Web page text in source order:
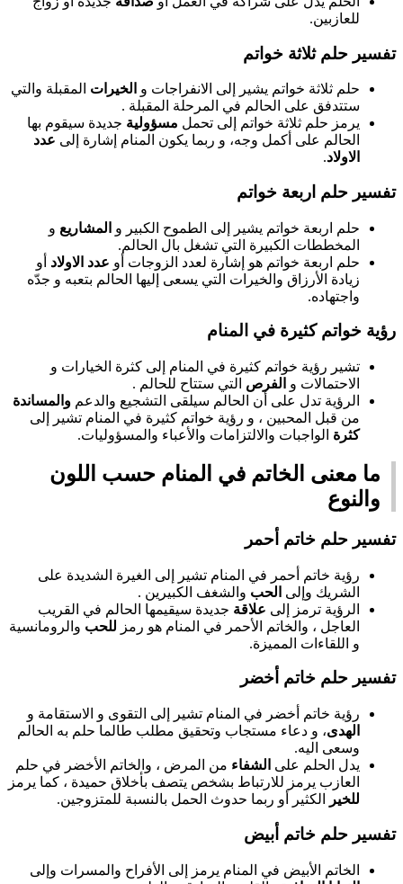
للعازبين.
تفسير حلم ثلاثة خواتم
حلم ثلاثة خواتم يشير إلى الانفراجات و الخيرات المقبلة والتي
ستتدفق على الحالم في المرحلة المقبلة .
يرمز حلم ثلاثة خواتم إلى تحمل مسؤولية جديدة سيقوم بها
الحالم على أكمل وجه، و ربما يكون المنام إشارة إلى عدد
الاولاد.
تفسير حلم اربعة خواتم
حلم اربعة خواتم يشير إلى الطموح الكبير و المشاريع و
المخططات الكبيرة التي تشغل بال الحالم.
حلم اربعة خواتم هو إشارة لعدد الزوجات أو عدد الاولاد أو
زيادة الأرزاق والخيرات التي يسعى إليها الحالم بتعبه و جدّه
واجتهاده.
رؤية خواتم كثيرة في المنام
تشير رؤية خواتم كثيرة في المنام إلى كثرة الخيارات و
الاحتمالات و الفرص التي ستتاح للحالم .
الرؤية تدل على أن الحالم سيلقى التشجيع والدعم والمساندة
من قبل المحبين ، و رؤية خواتم كثيرة في المنام تشير إلى
كثرة الواجبات والالتزامات والأعباء والمسؤوليات.
ما معنى الخاتم في المنام حسب اللون
والنوع
تفسير حلم خاتم أحمر
رؤية خاتم أحمر في المنام تشير إلى الغيرة الشديدة على
الشريك وإلى الحب والشغف الكبيرين .
الرؤية ترمز إلى علاقة جديدة سيقيمها الحالم في القريب
العاجل ، والخاتم الأحمر في المنام هو رمز للحب والرومانسية
و اللقاءات المميزة.
تفسير حلم خاتم أخضر
رؤية خاتم أخضر في المنام تشير إلى التقوى و الاستقامة و
الهدى، و دعاء مستجاب وتحقيق مطلب طالما حلم به الحالم
وسعى اليه.
يدل الحلم على الشفاء من المرض ، والخاتم الأخضر في حلم
العازب يرمز للارتباط بشخص يتصف بأخلاق حميدة ، كما يرمز
للخير
الكثير أو ربما حدوث الحمل بالنسبة للمتزوجين.
تفسير حلم خاتم أبيض
الخاتم الأبيض في المنام يرمز إلى الأفراح والمسرات وإلى